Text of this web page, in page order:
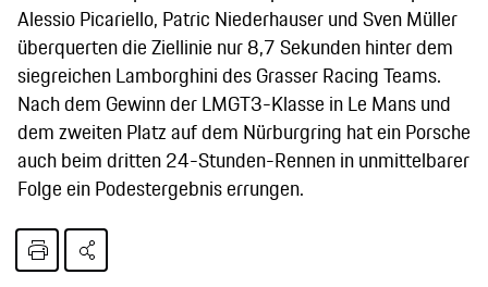
Alessio Picariello, Patric Niederhauser und Sven Müller
überquerten die Ziellinie nur 8,7 Sekunden hinter dem
siegreichen Lamborghini des Grasser Racing Teams.
Nach dem Gewinn der LMGT3-Klasse in Le Mans und
dem zweiten Platz auf dem Nürburgring hat ein Porsche
auch beim dritten 24-Stunden-Rennen in unmittelbarer
Folge ein Podestergebnis errungen.